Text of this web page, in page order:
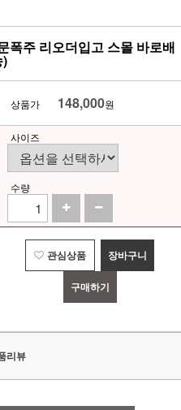
주 리오더입고 스몰 바로배
상품가 148,000원
사이즈
수량
관심상품 장바구니
구매하기
리뷰